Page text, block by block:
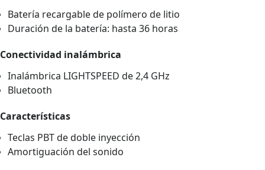
Batería recargable de polímero de litio
Duración de la batería: hasta 36 horas
Conectividad inalámbrica
Inalámbrica LIGHTSPEED de 2,4 GHz
Bluetooth
Características
Teclas PBT de doble inyección
Amortiguación del sonido